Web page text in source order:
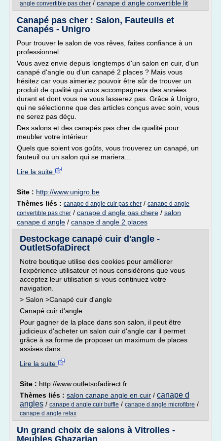
angle convertible pas cher / canape d angle convertible lit
Canapé pas cher : Salon, Fauteuils et
Canapés - Unigro
Pour trouver le salon de vos rêves, faites confiance à un
professionnel
Vous avez envie depuis longtemps d'un salon en cuir, d'un
canapé d'angle ou d'un canapé 2 places ? Mais vous
hésitez car vous aimeriez pouvoir être sûr de trouver un
produit de qualité qui vous accompagnera des années
durant et dont vous ne vous lasserez pas. Grâce à Unigro,
qui ne sélectionne que des articles conçus avec soin, vous
ne serez pas déçu.
Des salons et des canapés pas cher de qualité pour
meubler votre intérieur
Quels que soient vos goûts, vous trouverez un canapé, un
fauteuil ou un salon qui se mariera...
Lire la suite
Site : http://www.unigro.be
Thèmes liés : canape d angle cuir pas cher / canape d angle
convertible pas cher / canape d angle pas chere / salon
canape d angle / canape d angle 2 places
Destockage canapé cuir d'angle -
OutletSofaDirect
Notre boutique utilise des cookies pour améliorer
l'expérience utilisateur et nous considérons que vous
acceptez leur utilisation si vous continuez votre
navigation.
> Salon >Canapé cuir d'angle
Canapé cuir d'angle
Pour gagner de la place dans son salon, il peut être
judicieux d'acheter un salon cuir d'angle car il permet
grâce à sa forme de proposer un maximum de places
assises dans...
Lire la suite
Site : http://www.outletsofadirect.fr
Thèmes liés : salon canape angle en cuir / canape d
angles / canape d angle cuir buffle / canape d angle microfibre /
canape d angle relax
Un grand choix de salons à Vitrolles -
Meubles Ghazarian